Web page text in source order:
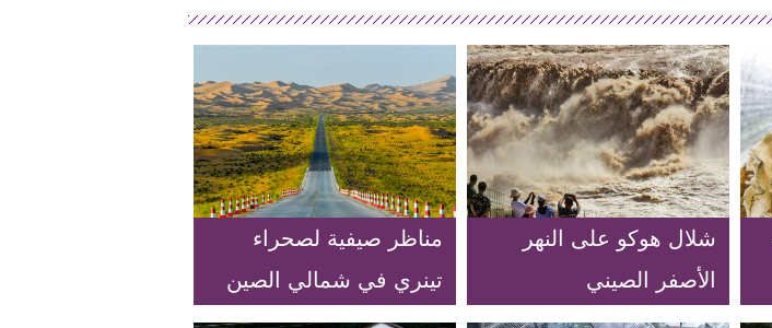
شلال هوكو على النهر
الأصفر الصيني
مناظر صيفية لصحراء
تينري في شمالي الصين